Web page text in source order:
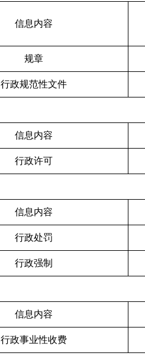
信息内容
规章
行政规范性文件
信息内容
行政许可
信息内容
行政处罚
行政强制
信息内容
行政事业性收费